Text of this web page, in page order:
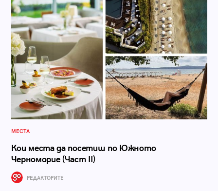
МЕСТА
Кои места да посетиш по Южното
Черноморие (Част II)
РЕДАКТОРИТЕ